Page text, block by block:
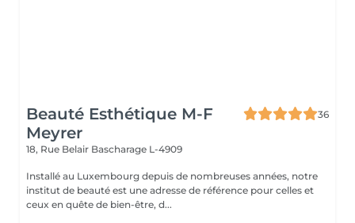
Beauté Esthétique M-F
Meyrer
36
18, Rue Belair Bascharage L-4909
Installé au Luxembourg depuis de nombreuses années, notre
institut de beauté est une adresse de référence pour celles et
ceux en quête de bien-être, d...